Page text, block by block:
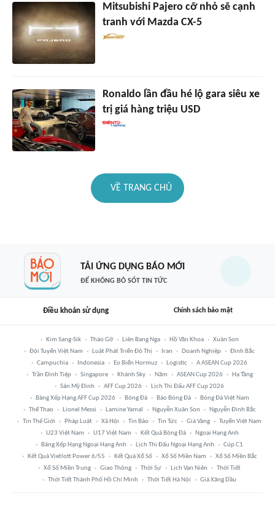
Mitsubishi Pajero cỡ nhỏ sẽ cạnh
tranh với Mazda CX-5
Ronaldo lần đầu hé lộ gara siêu xe
trị giá hàng triệu USD
VỀ TRANG CHỦ
TẢI ỨNG DỤNG BÁO MỚI
ĐỂ KHÔNG BỎ SÓT TIN TỨC
Điều khoản sử dụng Chính sách bảo mật
Kim Sang-Sik Tháo Gỡ Liên Bang Nga Hồ Văn Khoa
Xuân Son
Đội Tuyển Việt Nam
Luật Phát Triển Đô Thị Iran Doanh Nghiệp
Đình Bắc
Campuchia
Indonesia Eo Biển Hormuz Logistic
A ASEAN Cup 2026
Trần Đình Tiệp
Singapore Khánh Sky Năm ASEAN Cup 2026
Hạ Tầng
Sân Mỹ Đình
AFF Cup 2026
Lịch Thi Đấu AFF Cup 2026
Bảng Xếp Hạng AFF Cup 2026
Bóng Đá Báo Bóng Đá
Bóng Đá Việt Nam
Thể Thao
Lionel Messi Lamine Yamal Nguyễn Xuân Son
Nguyễn Đình Bắc
Tin Thế Giới
Pháp Luật Xã Hội Tin Bão Tin Tức Giá Vàng
Tuyển Việt Nam
U23 Việt Nam
U17 Việt Nam Kết Quả Bóng Đá
Ngoại Hạng Anh
Bảng Xếp Hạng Ngoại Hạng Anh
Lịch Thi Đấu Ngoại Hạng Anh
Cúp C1
Kết Quả Vietlott Power 6/55
Kết Quả Xổ Số Xổ Số Miền Nam
Xổ Số Miền Bắc
Xổ Số Miền Trung
Giao Thông Thời Sự Lịch Vạn Niên
Thời Tiết
Thời Tiết Thành Phố Hồ Chí Minh
Thời Tiết Hà Nội Giá Xăng Dầu